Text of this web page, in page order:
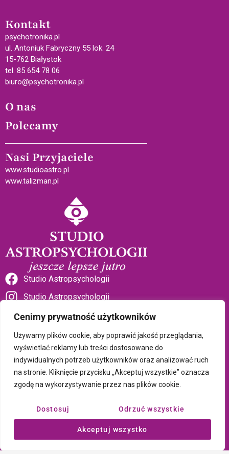
Cenimy prywatność użytkowników
Używamy plików cookie, aby poprawić jakość przeglądania,
wyświetlać reklamy lub treści dostosowane do
indywidualnych potrzeb użytkowników oraz analizować ruch
na stronie. Kliknięcie przycisku „Akceptuj wszystkie” oznacza
zgodę na wykorzystywanie przez nas plików cookie.
Dostosuj Odrzuć wszystkie
Akceptuj wszystko
Kontakt
psychotronika.pl
ul. Antoniuk Fabryczny 55 lok. 24
15-762 Białystok
tel. 85 654 78 06
biuro@psychotronika.pl
O nas
Polecamy
Nasi Przyjaciele
www.studioastro.pl
www.talizman.pl
Studio Astropsychologii
Studio Astropsychologii
Sklep Talizman
Polityka prywatności i plików cookie
Wszystkie treści umieszczone na tej stronie są chronione prawem